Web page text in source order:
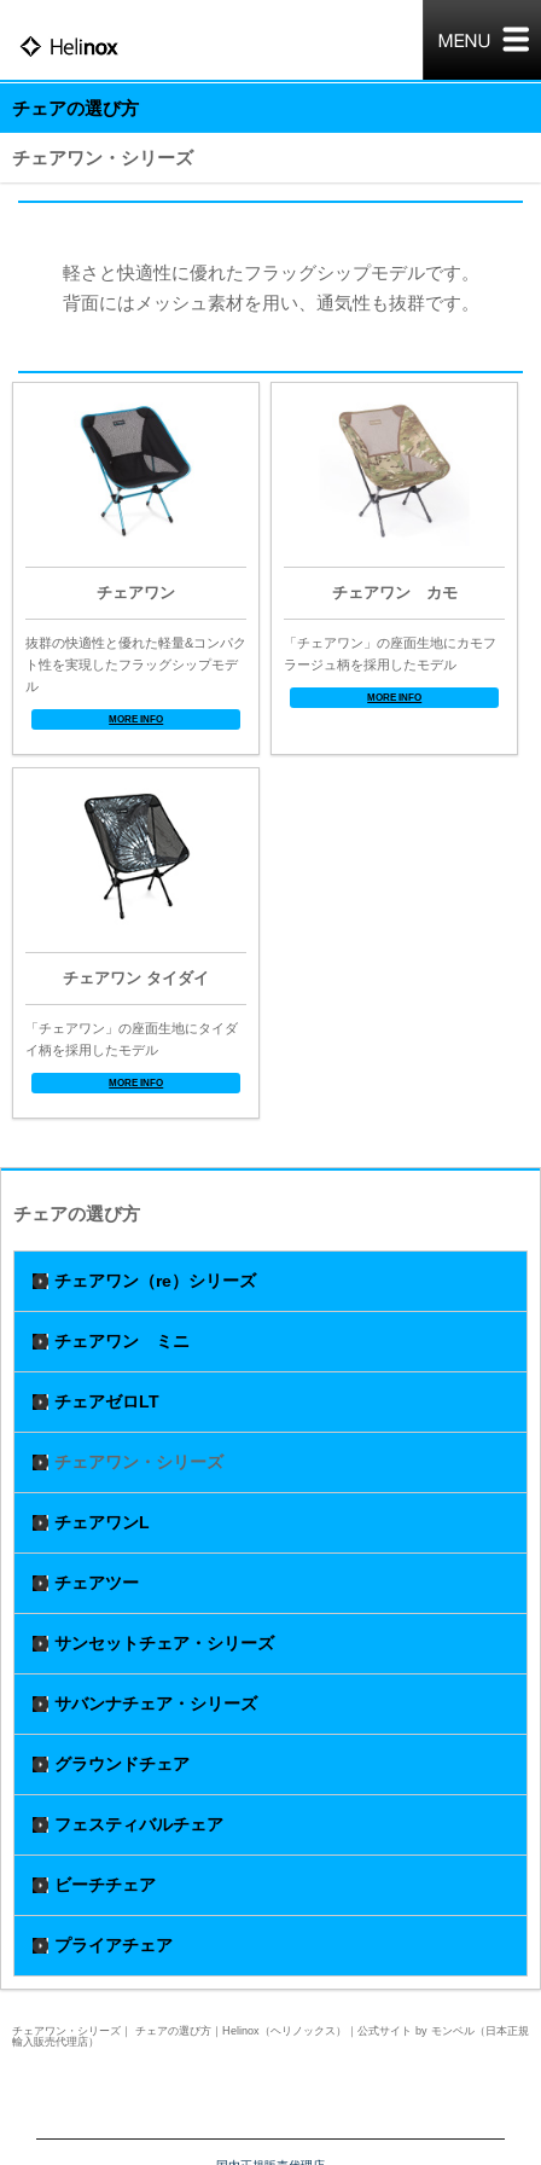
チェアの選び方
チェアワン・シリーズ
軽さと快適性に優れたフラッグシップモデルです。
背面にはメッシュ素材を用い、通気性も抜群です。
チェアワン
抜群の快適性と優れた軽量&コンパク
ト性を実現したフラッグシップモデ
ル
MORE INFO
チェアワン カモ
「チェアワン」の座面生地にカモフ
ラージュ柄を採用したモデル
MORE INFO
チェアワン タイダイ
「チェアワン」の座面生地にタイダ
イ柄を採用したモデル
MORE INFO
チェアの選び方
チェアワン（re）シリーズ
チェアワン ミニ
チェアゼロLT
チェアワン・シリーズ
チェアワンL
チェアツー
サンセットチェア・シリーズ
サバンナチェア・シリーズ
グラウンドチェア
フェスティバルチェア
ビーチチェア
プライアチェア
チェアワン・シリーズ｜ チェアの選び方｜Helinox（ヘリノックス）｜公式サイト by モンベル（日本正規
輸入販売代理店）